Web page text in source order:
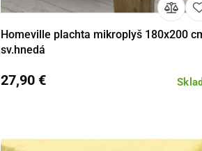
Detail Do košíka
Homeville plachta mikroplyš 180x200
sv.hnedá
27,90 €